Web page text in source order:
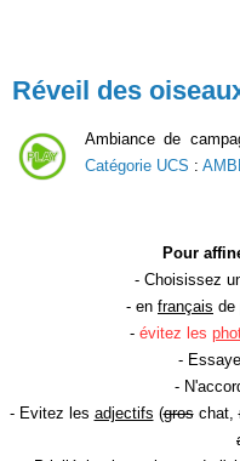
Réveil des
Ambiance de
Catégorie UCS :
Pour
- Choisissez
- en français de
- évitez les
-
-
- Evitez les adjectifs (groschat,